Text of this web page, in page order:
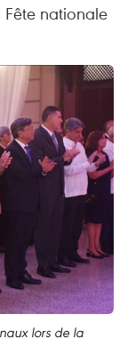
nationale
lors de la